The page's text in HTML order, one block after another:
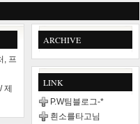
ARCHIVE
LINK
P.W팀블로그-*
흰소를타고님
, 프
제